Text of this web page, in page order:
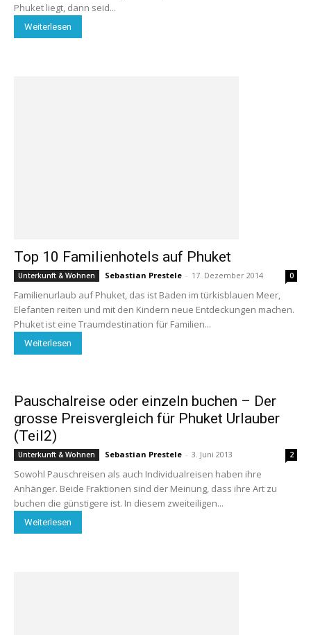
Phuket liegt, dann seid...
Weiterlesen
Top 10 Familienhotels auf Phuket
Unterkunft & Wohnen Sebastian Prestele - 17. Dezember 2014 0
Familienurlaub auf Phuket, das ist Baden im türkisblauen Meer,
Elefanten reiten und mit den Kindern neue Entdeckungen machen.
Phuket ist eine Traumdestination für Familien...
Weiterlesen
Pauschalreise oder einzeln buchen – Der
grosse Preisvergleich für Phuket Urlauber
(Teil2)
Unterkunft & Wohnen Sebastian Prestele - 3. Juni 2013 2
Sowohl Pauschreisen als auch Individualreisen haben ihre
Anhänger. Beide Fraktionen sind der Meinung, dass ihre Art zu
buchen die günstigere ist. In diesem zweiteiligen...
Weiterlesen